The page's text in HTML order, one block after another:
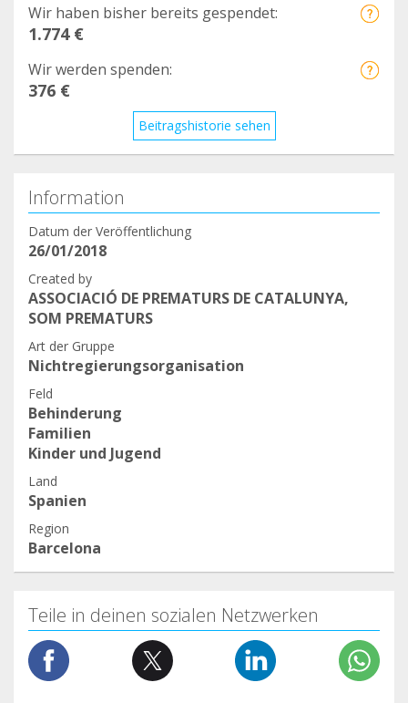
Wir haben bisher bereits gespendet:
1.774 €
Wir werden spenden:
376 €
Beitragshistorie sehen
Information
Datum der Veröffentlichung
26/01/2018
Created by
ASSOCIACIÓ DE PREMATURS DE CATALUNYA,
SOM PREMATURS
Art der Gruppe
Nichtregierungsorganisation
Feld
Behinderung
Familien
Kinder und Jugend
Land
Spanien
Region
Barcelona
Teile in deinen sozialen Netzwerken